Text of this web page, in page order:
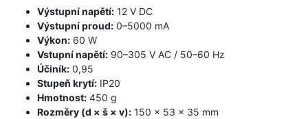
Výstupní napětí: 12 V DC
Výstupní proud: 0–5000 mA
Výkon: 60 W
Vstupní napětí: 90–305 V AC / 50–60 Hz
Účiník: 0,95
Stupeň krytí: IP20
Hmotnost: 450 g
Rozměry (d × š × v): 150 × 53 × 35 mm